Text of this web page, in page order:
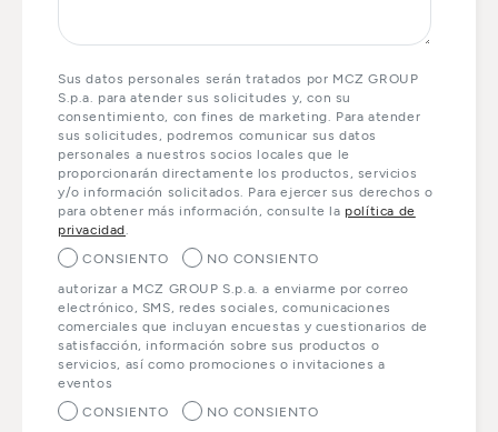
Sus datos personales serán tratados por MCZ GROUP
S.p.a. para atender sus solicitudes y, con su
consentimiento, con fines de marketing. Para atender
sus solicitudes, podremos comunicar sus datos
personales a nuestros socios locales que le
proporcionarán directamente los productos, servicios
y/o información solicitados. Para ejercer sus derechos o
para obtener más información, consulte la política de
privacidad
CONSIENTO
NO CONSIENTO
autorizar a MCZ GROUP S.p.a. a enviarme por correo
electrónico, SMS, redes sociales, comunicaciones
comerciales que incluyan encuestas y cuestionarios de
satisfacción, información sobre sus productos o
servicios, así como promociones o invitaciones a
eventos
CONSIENTO
NO CONSIENTO